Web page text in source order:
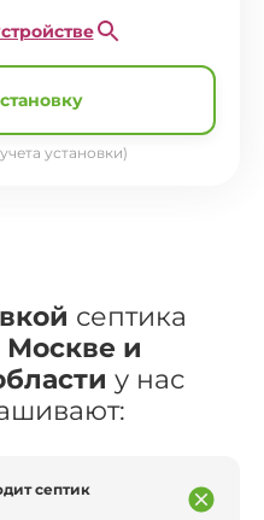
установки)
септика
Москве и
у нас
септик